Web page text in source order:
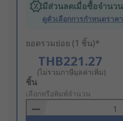
มีส่วนลดเมื่อซื้อจำนว
ดูตัวเลือกการกำหนดรา
ยอดรวมย่อย (1 ชิ้น)*
THB221.27
(ไม่รวมภาษีมูลค่าเพิ่ม)
Add
to
Basket
ชิ้น
เลือกหรือพิมพ์จำนวน